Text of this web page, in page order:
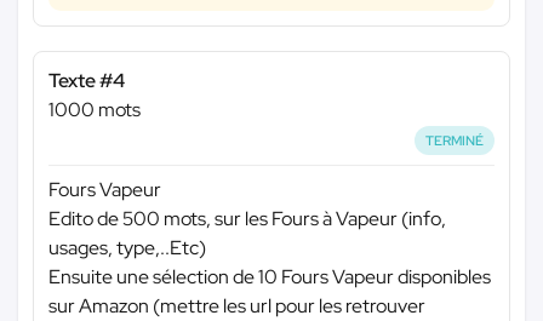
Texte #4
1000 mots
TERMINÉ
Fours Vapeur
Edito de 500 mots, sur les Fours à Vapeur (info,
usages, type,..Etc)
Ensuite une sélection de 10 Fours Vapeur disponibles
sur Amazon (mettre les url pour les retrouver